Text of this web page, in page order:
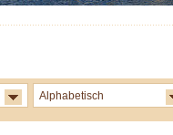
Alphabetisch